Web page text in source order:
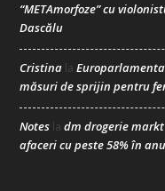
“METAmorfoze” cu
Dascălu
Cristina la
măsuri de sprijin pentru
Notes la dm drogerie
afaceri cu peste 58% în